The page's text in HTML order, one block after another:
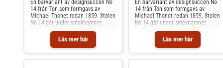
Läs mer här
En barvariant av designsuccén No
14 från Ton som formgavs av
Michael Thonet redan 1859. Stolen
No 14 går under smeknamnet
”stolarnas stol” och är idag en av
världens mest omtyckta klassiker.
No 14 har tillverkats i otaliga
exemplar och har sedan den
Läs mer här
En barvariant av designsuccén No
14 från Ton som formgavs av
Michael Thonet redan 1859. Stolen
No 14 går under smeknamnet
”stolarnas stol” och är idag en av
världens mest omtyckta klassiker.
No 14 har tillverkats i otaliga
exemplar och har sedan den